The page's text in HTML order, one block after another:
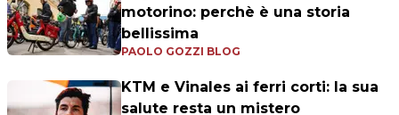
motorino: perchè è una storia
bellissima
PAOLO GOZZI BLOG
KTM e Vinales ai ferri corti: la sua
salute resta un mistero